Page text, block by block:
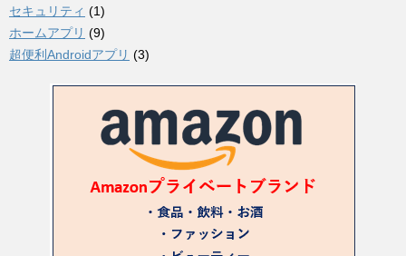
セキュリティ (1)
ホームアプリ (9)
超便利Androidアプリ (3)